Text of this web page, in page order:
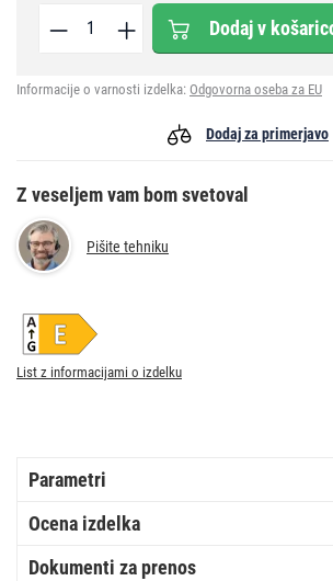
Dodaj v
Informacije o varnosti izdelka: Odgovorna oseba za EU
Dodaj za primerjavo
Z veseljem vam bom svetoval
Pišite tehniku
List z informacijami o izdelku
Parametri
Ocena izdelka
Dokumenti za prenos